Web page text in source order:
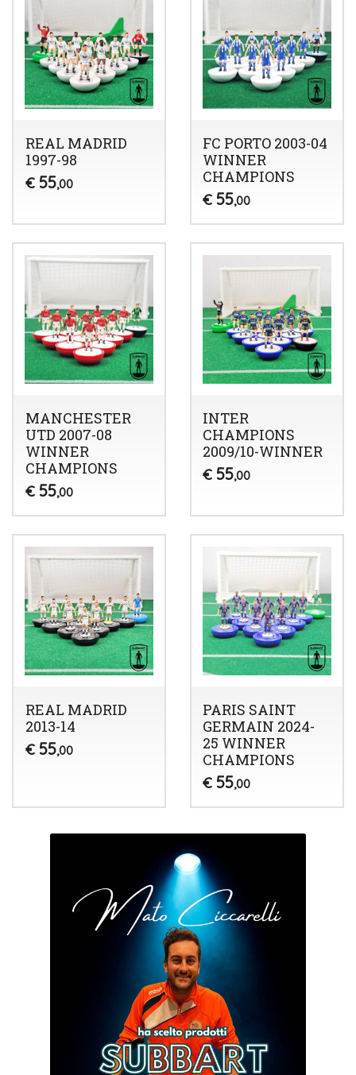
REAL MADRID
1997-98
€ 55,00
FC PORTO 2003-04
WINNER
CHAMPIONS
€ 55,00
MANCHESTER
UTD 2007-08
WINNER
CHAMPIONS
€ 55,00
INTER
CHAMPIONS
2009/10-WINNER
€ 55,00
REAL MADRID
2013-14
€ 55,00
PARIS SAINT
GERMAIN 2024-
25 WINNER
CHAMPIONS
€ 55,00